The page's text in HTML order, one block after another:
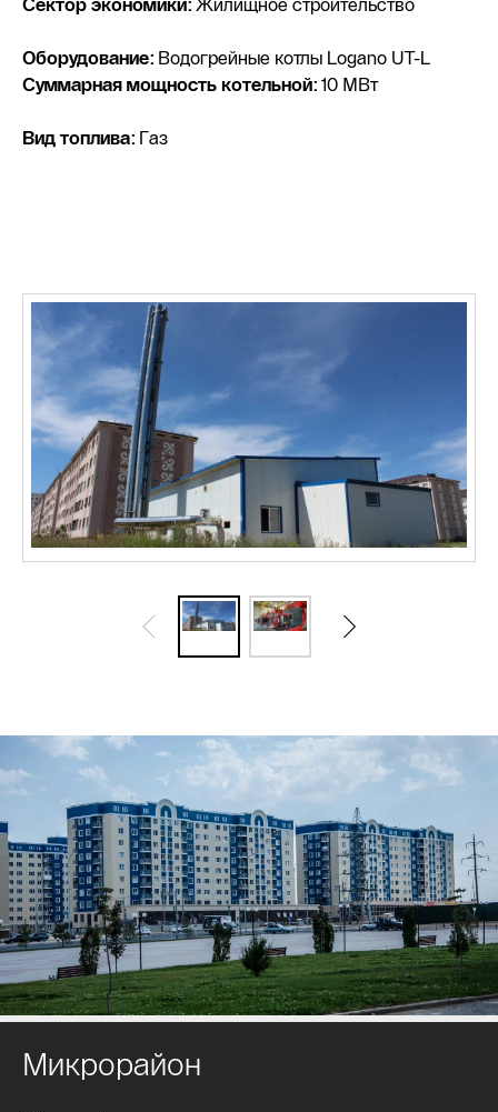
Сектор экономики: Жилищное строительство
Оборудование: Водогрейные котлы Logano UT-L
Суммарная мощность котельной: 10 МВт
Вид топлива: Газ
Микрорайон